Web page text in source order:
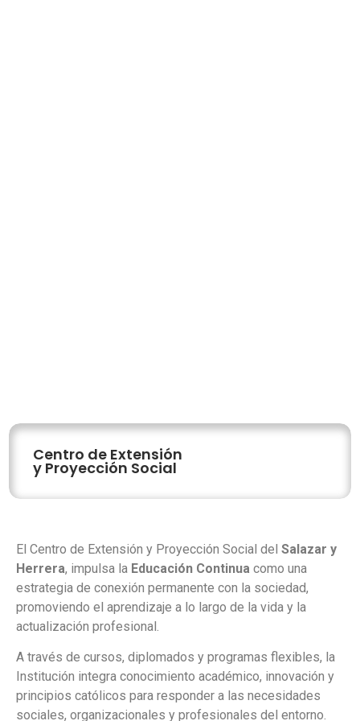
Centro de Extensión
y Proyección Social
El Centro de Extensión y Proyección Social del Salazar y
Herrera, impulsa la Educación Continua como una
estrategia de conexión permanente con la sociedad,
promoviendo el aprendizaje a lo largo de la vida y la
actualización profesional.
A través de cursos, diplomados y programas flexibles, la
Institución integra conocimiento académico, innovación y
principios católicos para responder a las necesidades
sociales, organizacionales y profesionales del entorno.